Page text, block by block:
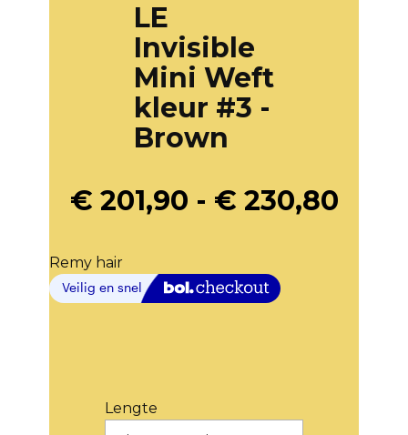
LE
Invisible
Mini Weft
kleur #3 -
Brown
€ 201,90 - € 230,80
Remy hair
Lengte